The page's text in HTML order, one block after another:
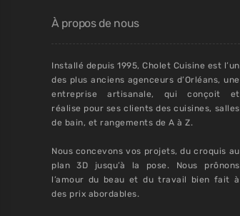
À propos de nous
Installé depuis 1995, Cholet Cuisine est l’un
des plus anciens agenceurs d’Orléans, une
entreprise artisanale, qui conçoit et
réalise pour ses clients des cuisines, salles
de bain, et rangements de A à Z.
Nous concevons vos projets, du croquis au
plan 3D jusqu’à la pose. Nous prônons
l’amour du beau et du travail bien fait à
des prix abordables.